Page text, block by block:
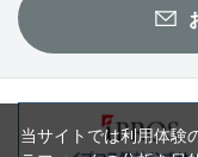
当サイトでは利用体験